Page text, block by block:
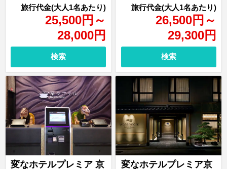
25,500円 ～
28,000円
検索
26,500円 ～
29,300円
検索
変なホテルプレミア 京 変なホテルプレミア京